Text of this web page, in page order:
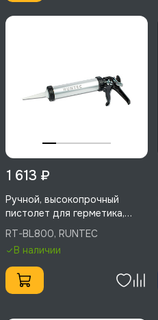
1 613 ₽
Ручной, высокопрочный
пистолет для герметика,
RUNTEC, RT-BL800
RT-BL800, RUNTEC
В наличии